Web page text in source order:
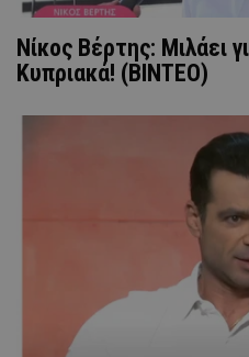
Νίκος Βέρτης: Μιλάει
Κυπριακά! (ΒΙΝΤΕΟ)